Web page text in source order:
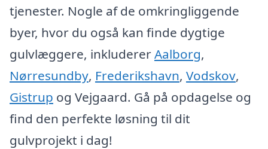
tjenester. Nogle af de omkringliggende
byer, hvor du også kan finde dygtige
gulvlæggere, inkludererAalborg,
Nørresundby, Frederikshavn, Vodskov,
Gistrup og Vejgaard. Gå på opdagelse og
find den perfekte løsning til dit
gulvprojekt i dag!